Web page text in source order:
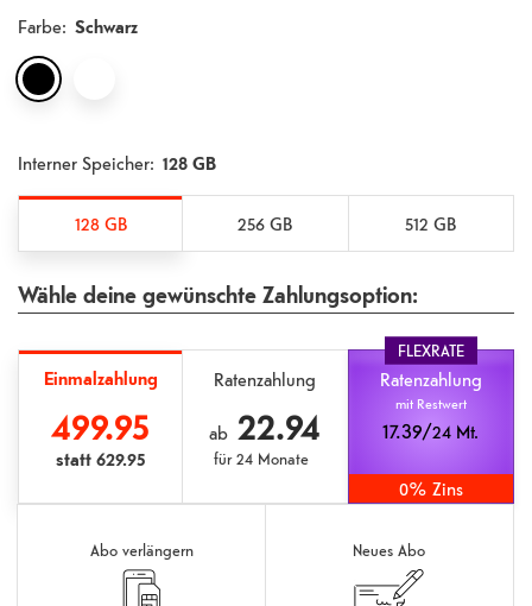
Farbe: Schwarz
Interner Speicher: 128 GB
128 GB 256 GB 512 GB
Wähle deine gewünschte Zahlungsoption:
Einmalzahlung
499.95
statt629.95
Ratenzahlung
ab 22.94
für24 Monate
FLEXRATE
Ratenzahlung
mit Restwert
17.39/24 Mt.
0% Zins
Abo verlängern Neues Abo